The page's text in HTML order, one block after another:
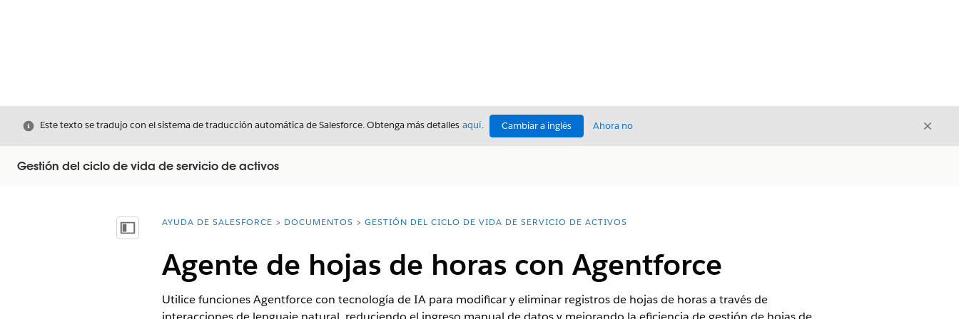
Cerrar
Este texto se tradujo con el sistema de traducción automática de Salesforce. Obtenga más detalles aquí. Cambiar a inglés Ahora no Cerrar
Gestión del ciclo de vida de servicio de activos
Mostrar índice de materias
Usted está aquí:
AYUDA DE SALESFORCE DOCUMENTOS GESTIÓN DEL CICLO DE VIDA DE SERVICIO DE ACTIVOS
Agente de hojas de horas con Agentforce
Utilice funciones Agentforce con tecnología de IA para modificar y eliminar registros de hojas de horas a través de